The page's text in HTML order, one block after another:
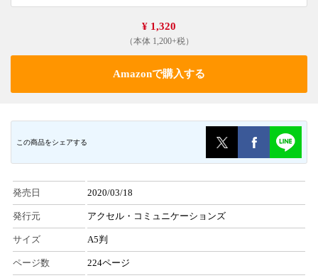
¥ 1,320
（本体 1,200+税）
Amazonで購入する
この商品をシェアする
発売日 2020/03/18
発行元 アクセル・コミュニケーションズ
サイズ A5判
ページ数 224ページ